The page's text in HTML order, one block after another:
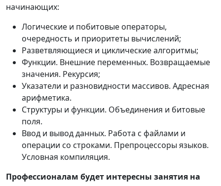
начинающих:
Логические и побитовые операторы,
очередность и приоритеты вычислений;
Разветвляющиеся и циклические алгоритмы;
Функции. Внешние переменных. Возвращаемые
значения. Рекурсия;
Указатели и разновидности массивов. Адресная
арифметика.
Структуры и функции. Объединения и битовые
поля.
Ввод и вывод данных. Работа с файлами и
операции со строками. Препроцессоры языков.
Условная компиляция.
Профессионалам будет интересны занятия на